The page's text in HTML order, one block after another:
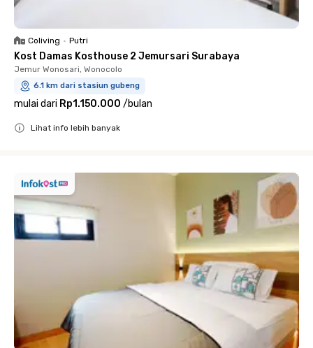
Coliving • Putri
Kost Damas Kosthouse 2 Jemursari Surabaya
Jemur Wonosari, Wonocolo
6.1 km dari stasiun gubeng
mulai dari Rp1.150.000 /bulan
Lihat info lebih banyak